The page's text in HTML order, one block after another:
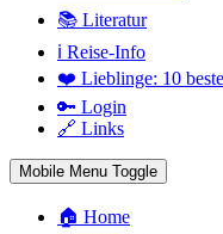
📚 Literatur
ℹ️ Reise-Info
❤️ Lieblinge: 10
🔑 Login
🔗 Links
Mobile Menu Toggle
🏠 Home